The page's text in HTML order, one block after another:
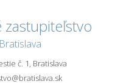
zastupiteľstvo
Bratislava
č. 1, Bratislava